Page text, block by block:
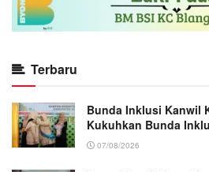
Terbaru
Bunda Inklusi Kanwil
Kukuhkan Bunda
07/08/2026